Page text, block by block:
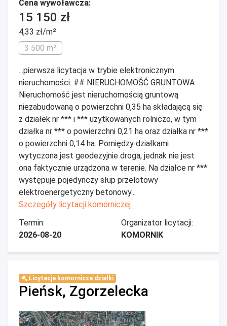
Cena wywoławcza:
15 150 zł
4,33 zł/m²
3 500 m²
...pierwsza licytacja w trybie elektronicznym
nieruchomości: ## NIERUCHOMOŚĆ GRUNTOWA
Nieruchomość jest nieruchomością gruntową
niezabudowaną o powierzchni 0,35 ha składającą się
z działek nr *** i *** użytkowanych rolniczo, w tym
działka nr *** o powierzchni 0,21 ha oraz działka nr ***
o powierzchni 0,14 ha. Pomiędzy działkami
wytyczona jest geodezyjnie droga, jednak nie jest
ona faktycznie urządzona w terenie. Na działce nr ***
występuje pojedynczy słup przelotowy
elektroenergetyczny betonowy...
Szczegóły licytacji komorniczej
Termin:
2026-08-20
Organizator licytacji:
KOMORNIK
Licytacja komornicza działki
Pieńsk, Zgorzelecka